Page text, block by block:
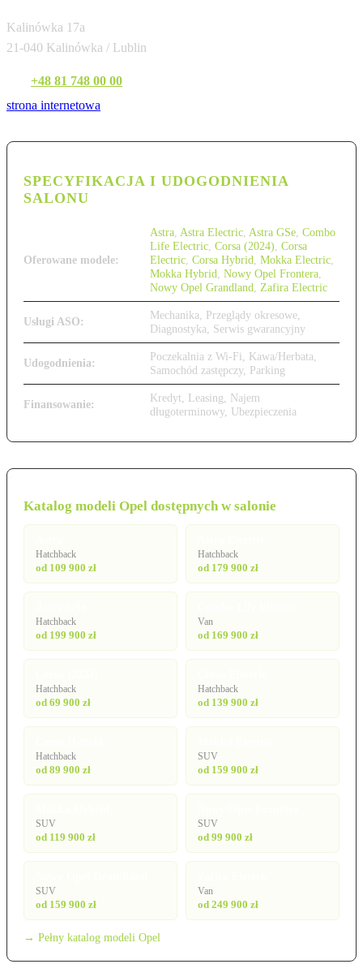
Kalinówka 17a
21-040 Kalinówka / Lublin
+48 81 748 00 00
strona internetowa
SPECYFIKACJA I UDOGODNIENIA
SALONU
Oferowane modele:
Astra Astra Electric Astra GSe Combo
Life Electric Corsa (2024) Corsa
Electric Corsa Hybrid Mokka Electric
Mokka Hybrid Nowy Opel Frontera
Nowy Opel Grandland
Zafira Electric
Usługi ASO:
Mechanika, Przeglądy okresowe,
Diagnostyka, Serwis gwarancyjny
Udogodnienia:
Poczekalnia z Wi-Fi, Kawa/Herbata,
Samochód zastępczy, Parking
Finansowanie:
Kredyt, Leasing, Najem
długoterminowy, Ubezpieczenia
Katalog modeli Opel dostępnych w salonie
Hatchback
od 109 900 zł
Hatchback
od 179 900 zł
Hatchback
od 199 900 zł
Van
od 169 900 zł
Hatchback
od 69 900 zł
Hatchback
od 139 900 zł
Hatchback
od 89 900 zł
SUV
od 159 900 zł
SUV
od 119 900 zł
SUV
od 99 900 zł
SUV
od 159 900 zł
Van
od 249 900 zł
→ Pełny katalog modeli Opel